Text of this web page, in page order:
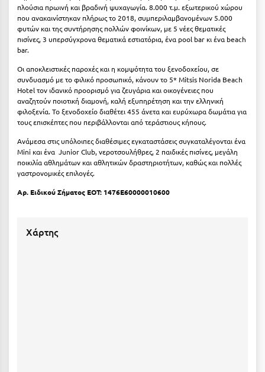
Σαμοθράκη
Σάμος
Σαντορίνη
Σέριφος
Σέρρες
Σιθωνία
Σίκινος
Σίφνος
Σκαφιδιά Ηλείας
Σκόπελος
πλούσια πρωινή και βραδινή ψυχαγωγία. 8.000 τ.μ. εξωτερικού χώρου
που ανακαινίστηκαν πλήρως το 2018, συμπεριλαμβανομένων 5.000
φυτών και της συντήρησης πολλών φοινίκων, με 5 νέες θεματικές
πισίνες, 3 υπερσύγχρονα θεματικά εστιατόρια, ένα pool bar κι ένα beach
bar.
Οι αποκλειστικές παροχές και η κομψότητα του ξενοδοχείου, σε
συνδυασμό με το φιλικό προσωπικό, κάνουν το 5* Mitsis Norida Beach
Hotel τον ιδανικό προορισμό για ζευγάρια και οικογένειες που
αναζητούν ποιοτική διαμονή, καλή εξυπηρέτηση και την ελληνική
φιλοξενία. Το ξενοδοχείο διαθέτει 455 άνετα και ευρύχωρα δωμάτια για
τους επισκέπτες που περιβάλλονται από τεράστιους κήπους.
Ανάμεσα στις υπόλοιπες διαθέσιμες εγκαταστάσεις συγκαταλέγονται ένα
Mini και ένα Junior Club, νεροτσουλήθρες, 2 παιδικές πισίνες, μεγάλη
ποικιλία αθλημάτων και αθλητικών δραστηριοτήτων, καθώς και πολλές
γαστρονομικές επιλογές.
Αρ. Ειδικού Σήματος ΕΟΤ: 1476E60000010600
Χάρτης